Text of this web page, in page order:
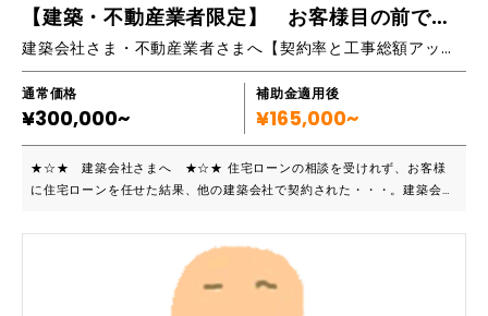
【建築・不動産業者限定】 お客様目の前で『住宅ローンを使った資金計画出来る』講座
建築会社さま・不動産業者さまへ【契約率と工事総額アップ】間違いなし、このスキルを身に付ければ、相談を受けたお客様を逃がす事はありません。エンドユーザーさんとの直接契約を得るなど、すごく多くのメリットを得て貰えます。
通常価格
¥300,000~
補助金適用後
¥165,000~
★☆★ 建築会社さまへ ★☆★ 住宅ローンの相談を受けれず、お客様
に住宅ローンを任せた結果、他の建築会社で契約された・・・。建築会社
出来れば、資金計画を創れる事でお客様から信頼されるから契約に繋が
る。契約率が上がり、更に利益率も増え会社が安定する事は間違いないで
す。住宅ローンの計算が出来るだけで、そんなに会社経営が変わるの？そ
う思う建築会社さんには、是非このノウハウを取得してほしいです。 ■こ